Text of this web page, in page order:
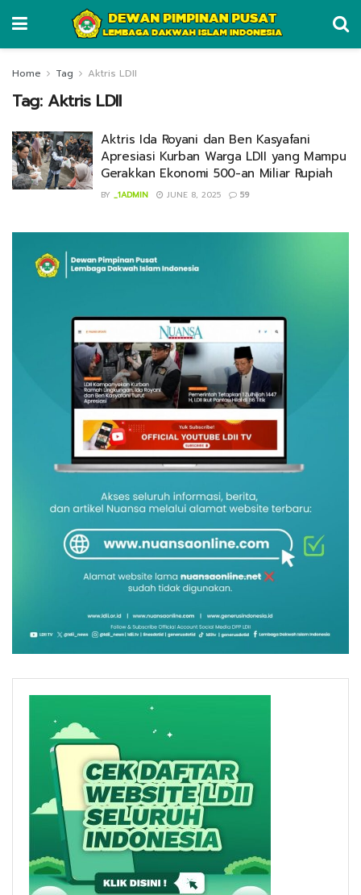
Home Tag Aktris LDII
Tag: Aktris LDII
Aktris Ida Royani dan Ben Kasyafani
Apresiasi Kurban Warga LDII yang Mampu
Gerakkan Ekonomi 500-an Miliar Rupiah
BY _1ADMIN JUNE 8, 2025 59